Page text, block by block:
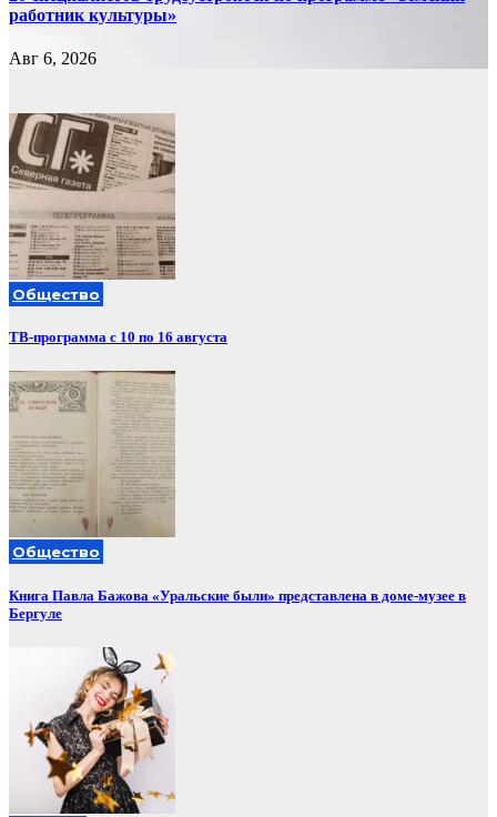
работник культуры»
Авг 6, 2026
Общество
ТВ-программа с 10 по 16 августа
Общество
Книга Павла Бажова «Уральские были» представлена в доме-музее в
Бергуле